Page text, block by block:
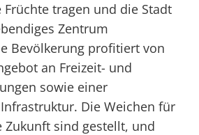
tragen und die Stadt
Zentrum
Bevölkerung profitiert von
an Freizeit- und
sowie einer
Die Weichen für
Zukunft sind gestellt, und